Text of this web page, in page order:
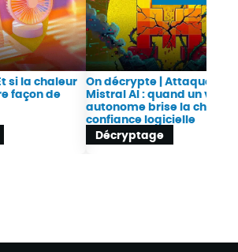
si la chaleur
façon de
On décrypte | Attaque
Mistral AI : quand un ver
autonome brise la chaîne
confiance logicielle
Décryptage